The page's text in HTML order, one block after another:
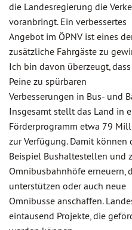
die Landesregierung die
voranbringt. Ein verbessertes
Angebot im ÖPNV ist eines
zusätzliche Fahrgäste zu
Ich bin davon überzeugt,
Peine zu spürbaren
Verbesserungen in Bus- und
Insgesamt stellt das Land in
Förderprogramm etwa 79
zur Verfügung. Damit können
Beispiel Bushaltestellen und
Omnibusbahnhöfe erneuern,
unterstützen oder auch neue
Omnibusse anschaffen.
eintausend Projekte, die